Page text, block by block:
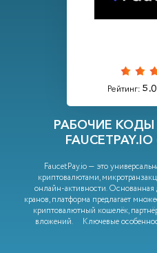
Рейтинг: 5.0
РАБОЧИЕ
FaucetPay.io — это
криптовалютами,
онлайн-активности.
кранов, платформа предлагает
криптовалютный кошелёк,
вложений. Ключевые